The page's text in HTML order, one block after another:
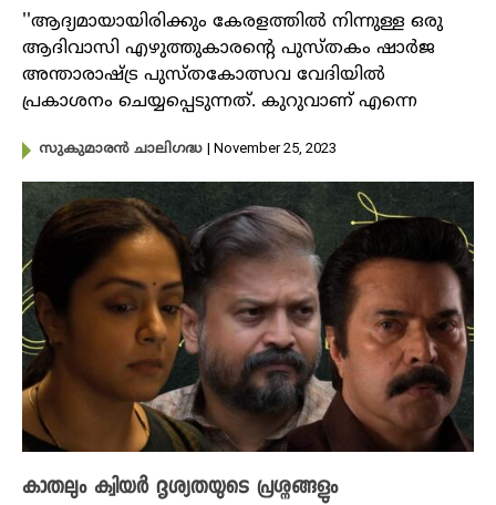
''ആദ്യമായായിരിക്കും കേരളത്തിൽ നിന്നുള്ള ഒരു
ആദിവാസി എഴുത്തുകാരന്റെ പുസ്തകം ഷാർജ
അന്താരാഷ്ട്ര പുസ്തകോത്സവ വേദിയിൽ
പ്രകാശനം ചെയ്യപ്പെടുന്നത്. കുറുവാണ് എന്നെ
സുകുമാരൻ ചാലിഗദ്ധ | November 25, 2023
കാതലും ക്വിയർ ദൃശ്യതയുടെ പ്രശ്നങ്ങളും